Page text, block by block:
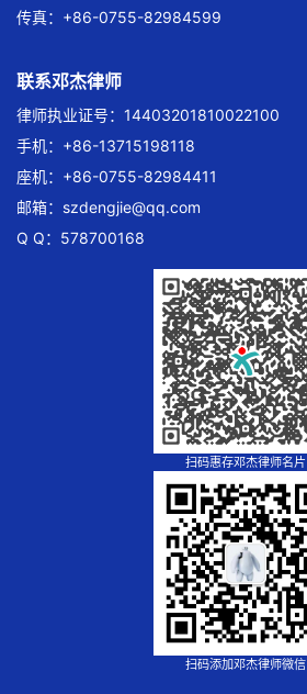
传真：+86-0755-82984599
联系邓杰律师
律师执业证号：14403201810022100
手机：+86-13715198118
座机：+86-0755-82984411
邮箱： szdengjie@qq.com
Q Q：578700168
扫码惠存邓杰律师名片
扫码添加邓杰律师微信